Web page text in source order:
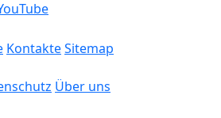
KontakteSitemap
Über uns